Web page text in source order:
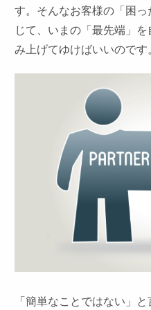
す。そんなお客様の「困
じて、いまの「最先端」
み上げてゆけばいいのです
「簡単なことではない」